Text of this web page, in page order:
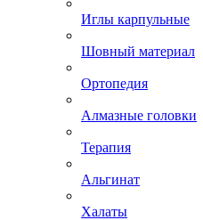
Иглы карпульные
Шовный материал
Ортопедия
Алмазные головки
Терапия
Альгинат
Халаты